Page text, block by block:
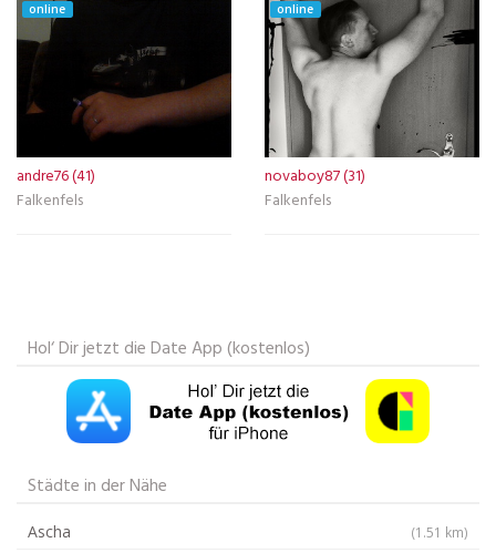
online
andre76 (41)
Falkenfels
online
novaboy87 (31)
Falkenfels
Hol‘ Dir jetzt die Date App (kostenlos)
Städte in der Nähe
Ascha (1.51 km)